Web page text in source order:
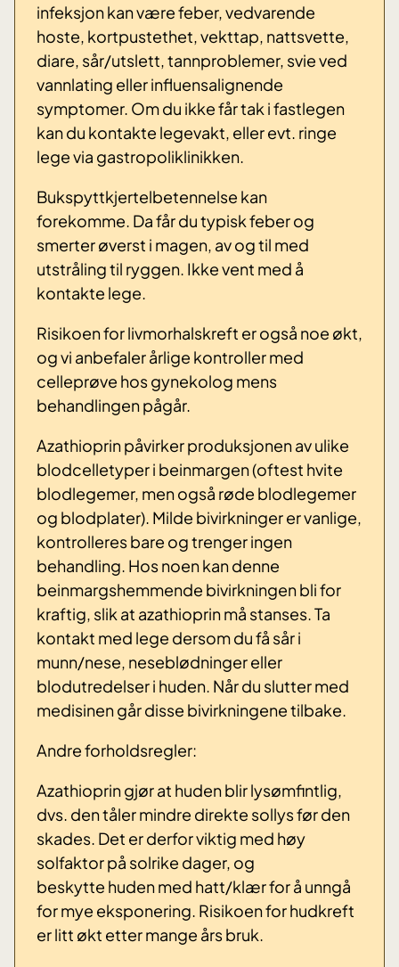
infeksjon kan være feber, vedvarende
hoste, kortpustethet, vekttap, nattsvette,
diare, sår/utslett, tannproblemer, svie ved
vannlating eller influensalignende
symptomer. Om du ikke får tak i fastlegen
kan du kontakte legevakt, eller evt. ringe
lege via gastropoliklinikken.
Bukspyttkjertelbetennelse kan
forekomme. Da får du typisk feber og
smerter øverst i magen, av og til med
utstråling til ryggen. Ikke vent med å
kontakte lege.
Risikoen for livmorhalskreft er også noe økt,
og vi anbefaler årlige kontroller med
celleprøve hos gynekolog mens
behandlingen pågår.
Azathioprin påvirker produksjonen av ulike
blodcelletyper i beinmargen (oftest hvite
blodlegemer, men også røde blodlegemer
og blodplater). Milde bivirkninger er vanlige,
kontrolleres bare og trenger ingen
behandling. Hos noen kan denne
beinmargshemmende bivirkningen bli for
kraftig, slik at azathioprin må stanses. Ta
kontakt med lege dersom du få sår i
munn/nese, neseblødninger eller
blodutredelser i huden. Når du slutter med
medisinen går disse bivirkningene tilbake.
Andre forholdsregler:
Azathioprin gjør at huden blir lysømfintlig,
dvs. den tåler mindre direkte sollys før den
skades. Det er derfor viktig med høy
solfaktor på solrike dager, og
beskytte huden med hatt/klær for å unngå
for mye eksponering. Risikoen for hudkreft
er litt økt etter mange års bruk.